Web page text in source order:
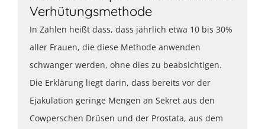
Verhütungsmethode
In Zahlen heißt dass, dass jährlich etwa 10 bis 30%
aller Frauen, die diese Methode anwenden
schwanger werden, ohne dies zu beabsichtigen.
Die Erklärung liegt darin, dass bereits vor der
Ejakulation geringe Mengen an Sekret aus den
Cowperschen Drüsen und der Prostata, aus dem